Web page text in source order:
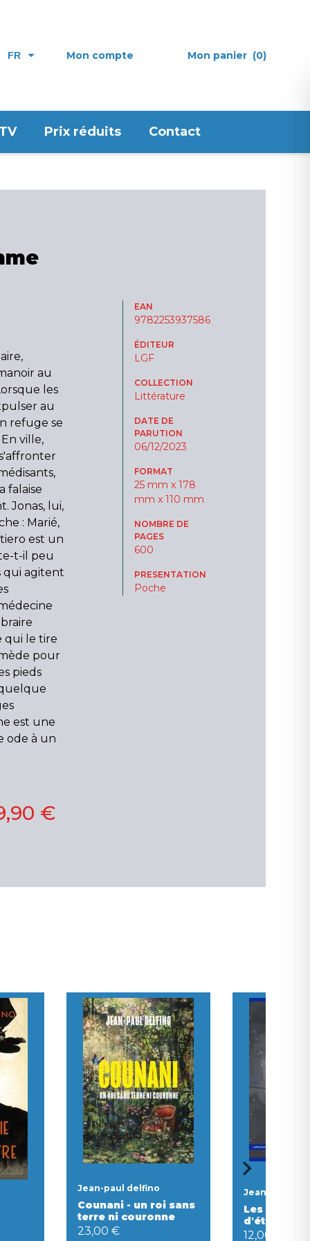
FR Mon compte Mon panier (0)
Prix réduits Contact
au
les
au
refuge se
ville,
falaise
Jonas, lui,
: Marié,
est un
t-il peu
qui agitent
qui le tire
pour
pieds
est une
ode à un
EAN
9782253937586
ÉDITEUR
LGF
COLLECTION
Littérature
DATE DE
PARUTION
06/12/2023
FORMAT
25 mm x 178
mm x 110 mm
NOMBRE DE
PAGES
600
PRESENTATION
Poche
€
Jean-paul delfino
Counani - un roi sans
terre ni couronne
23,00 €
Jean-paul
Les
d'étoiles
12,00 €